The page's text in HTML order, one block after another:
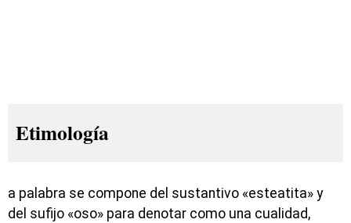
Etimología
a palabra se compone del sustantivo «esteatita» y
del sufijo «oso» para denotar como una cualidad,